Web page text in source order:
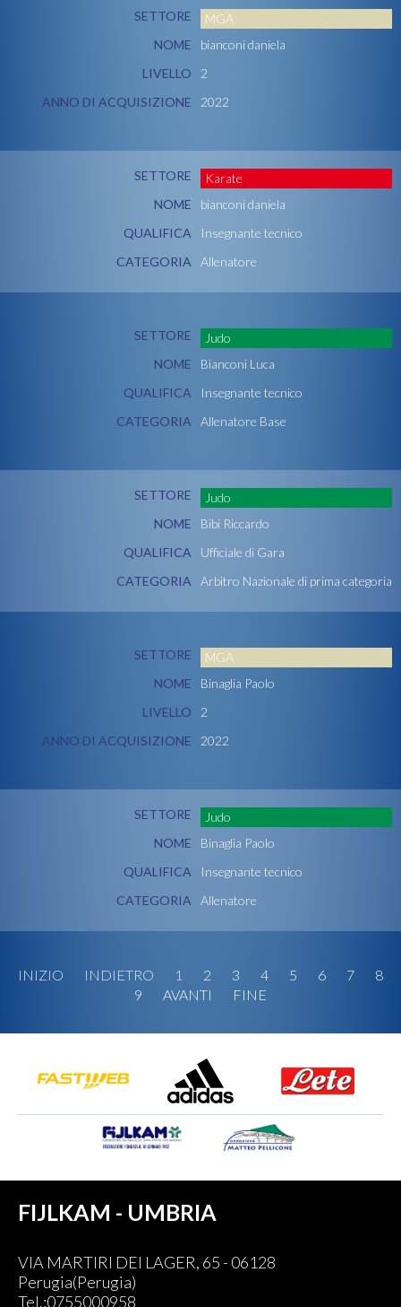
SETTORE
MGA
NOME
bianconi daniela
LIVELLO
2
ANNO DI ACQUISIZIONE
2022
SETTORE
Karate
NOME
bianconi daniela
QUALIFICA
Insegnante tecnico
CATEGORIA
Allenatore
SETTORE
Judo
NOME
Bianconi Luca
QUALIFICA
Insegnante tecnico
CATEGORIA
Allenatore Base
SETTORE
Judo
NOME
Bibi Riccardo
QUALIFICA
Ufficiale di Gara
CATEGORIA
Arbitro Nazionale di prima categoria
SETTORE
MGA
NOME
Binaglia Paolo
LIVELLO
2
ANNO DI ACQUISIZIONE
2022
SETTORE
Judo
NOME
Binaglia Paolo
QUALIFICA
Insegnante tecnico
CATEGORIA
Allenatore
INIZIO INDIETRO 1 2 3 4 5 6 7
8
9
AVANTI FINE
FIJLKAM - UMBRIA
VIA MARTIRI DEI LAGER, 65 - 06128
Perugia(Perugia)
Tel.:0755000958